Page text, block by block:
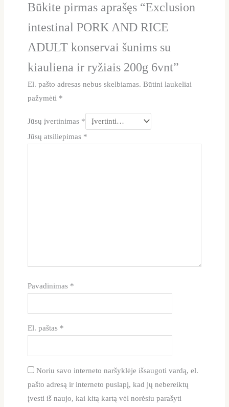
Būkite pirmas aprašęs “Exclusion
intestinal PORK AND RICE
ADULT konservai šunims su
kiauliena ir ryžiais 200g 6vnt”
El. pašto adresas nebus skelbiamas. Būtini laukeliai
pažymėti *
Jūsų įvertinimas *
Jūsų atsiliepimas *
Pavadinimas *
El. paštas *
Noriu savo interneto naršyklėje išsaugoti vardą, el.
pašto adresą ir interneto puslapį, kad jų nebereiktų
įvesti iš naujo, kai kitą kartą vėl norėsiu parašyti